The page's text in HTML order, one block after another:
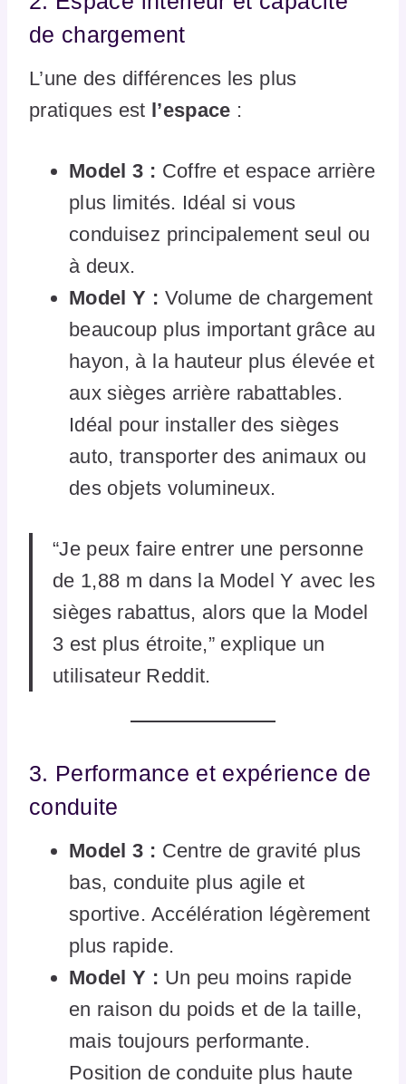
de chargement
L’une des différences les plus
pratiques est l’espace :
Model 3 : Coffre et espace arrière
plus limités. Idéal si vous
conduisez principalement seul ou
à deux.
Model Y : Volume de chargement
beaucoup plus important grâce au
hayon, à la hauteur plus élevée et
aux sièges arrière rabattables.
Idéal pour installer des sièges
auto, transporter des animaux ou
des objets volumineux.
“Je peux faire entrer une personne
de 1,88 m dans la Model Y avec les
sièges rabattus, alors que la Model
3 est plus étroite,” explique un
utilisateur Reddit.
3. Performance et expérience de
conduite
Model 3 : Centre de gravité plus
bas, conduite plus agile et
sportive. Accélération légèrement
plus rapide.
Model Y : Un peu moins rapide
en raison du poids et de la taille,
mais toujours performante.
Position de conduite plus haute